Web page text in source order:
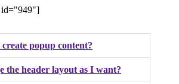
id="949"]
popup content?
the header layout as I want?